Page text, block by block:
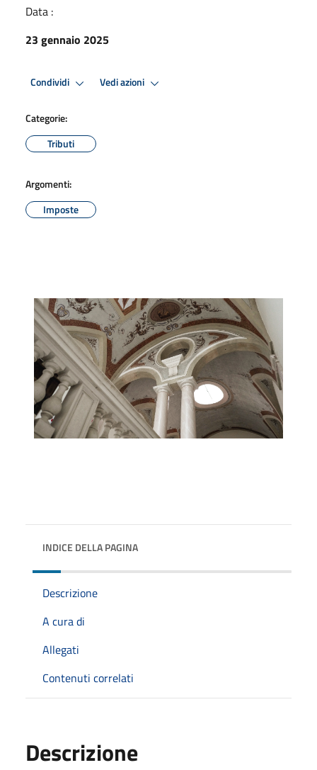
Data :
23 gennaio 2025
Condividi Vedi azioni
Categorie:
Tributi
Argomenti:
Imposte
INDICE DELLA PAGINA
Descrizione
A cura di
Allegati
Contenuti correlati
Descrizione